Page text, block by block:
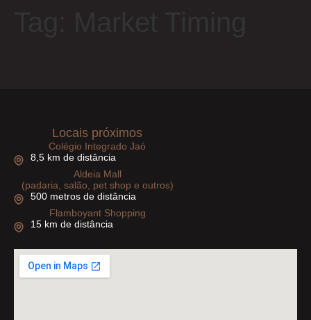
Locais próximos
Colégio Integrado Jaó
8,5 km de distância
Aldeia Mall
(padaria, salão, pet shop e outros)
500 metros de distância
Flamboyant Shopping
15 km de distância